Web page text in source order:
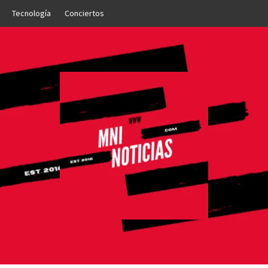
Tecnología Conciertos